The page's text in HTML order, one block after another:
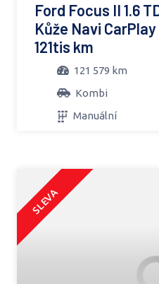
Ford Focus II 1.6
Kůže Navi
121tis km
121 579 km
Kombi
Manuální
SLEVA